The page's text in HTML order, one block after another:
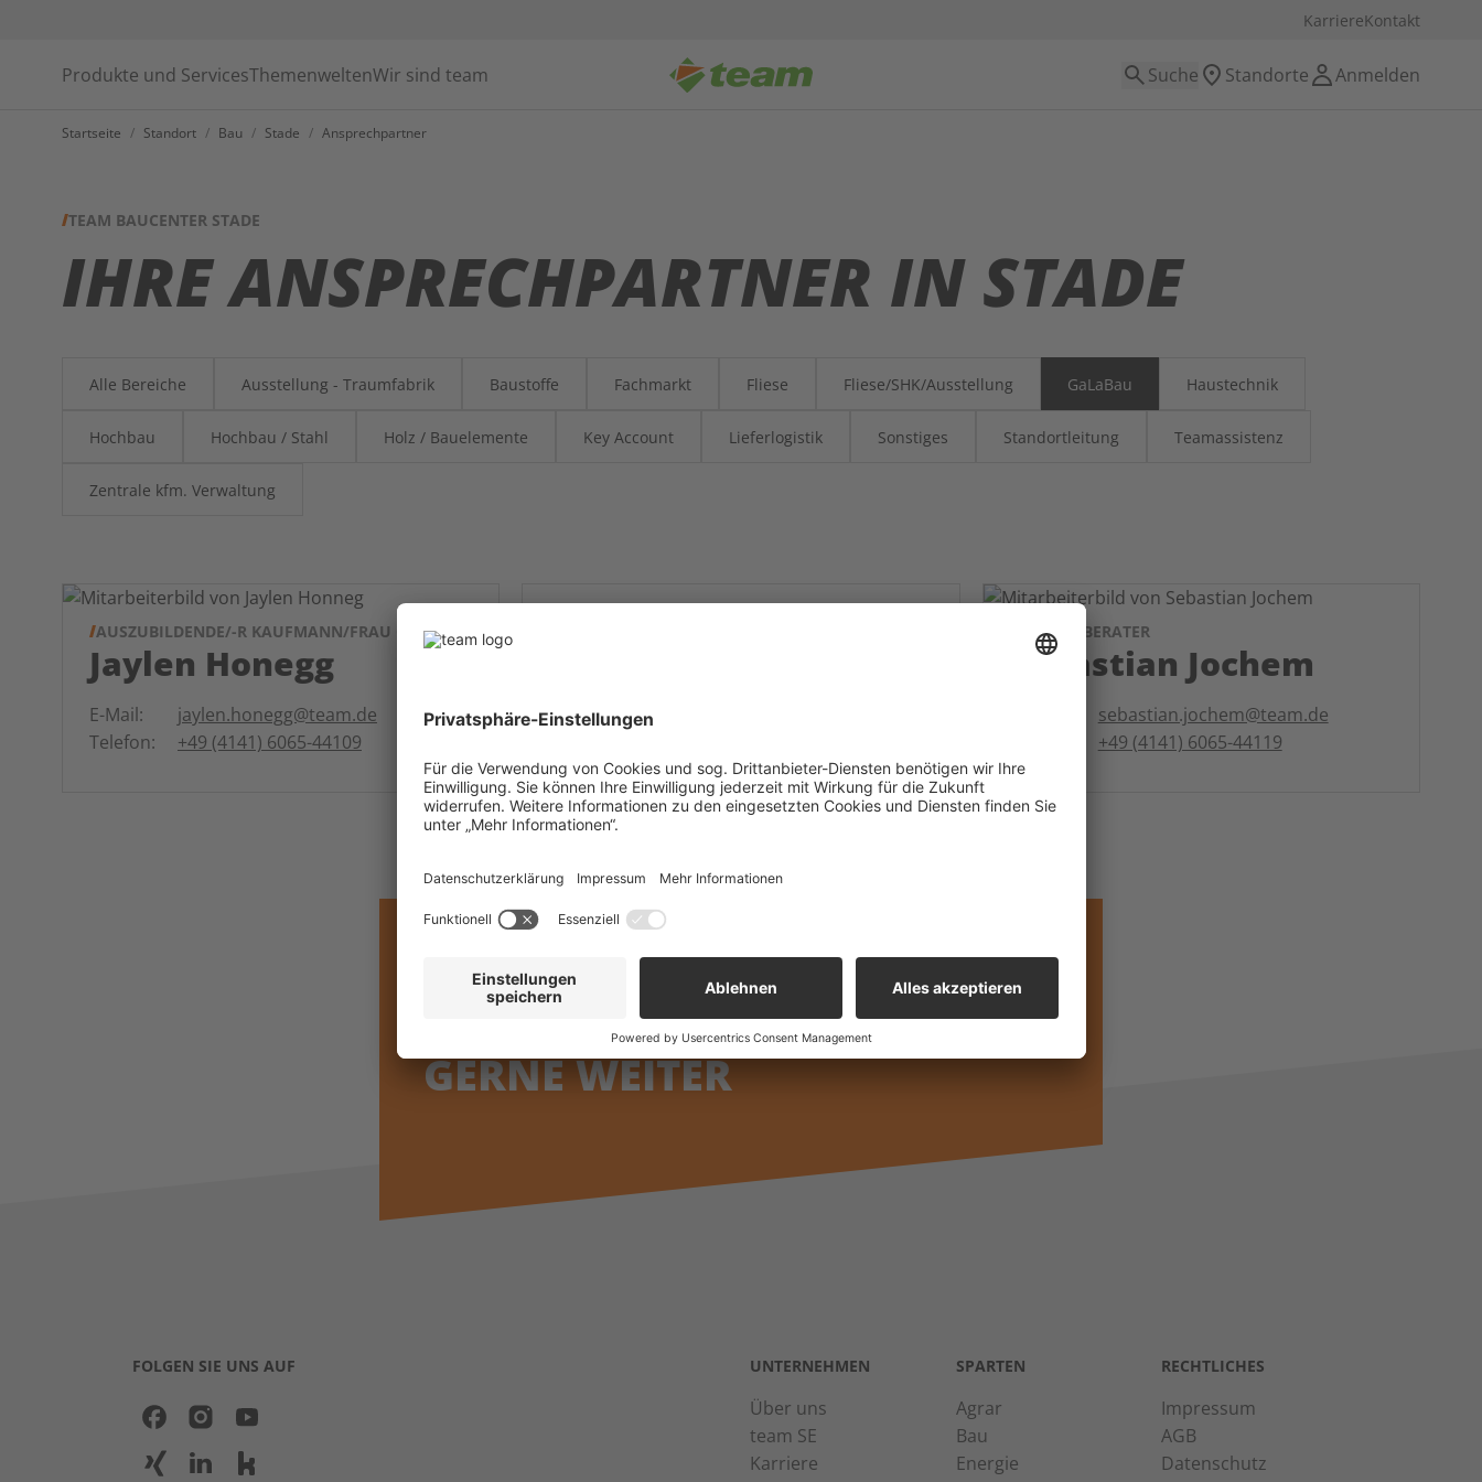
KarriereKontakt
Produkte und ServicesThemenweltenWir sind team Suche Standorte Anmelden
Startseite / Standort / Bau / Stade / Ansprechpartner
TEAM BAUCENTER STADE
IHRE ANSPRECHPARTNER INSTADE
Alle Bereiche Ausstellung - Traumfabrik Baustoffe Fachmarkt Fliese Fliese/SHK/Ausstellung GaLaBau Haustechnik
Hochbau Hochbau / Stahl Holz / Bauelemente Key Account Lieferlogistik Sonstiges Standortleitung Teamassistenz
Zentrale kfm. Verwaltung
AUSZUBILDENDE/-R KAUFMANN/FRAU GH
Jaylen Honegg
E-Mail:
jaylen.honegg@team.de
Telefon:
+49 (4141) 6065-44109
E-Mail:
juergen.henning@team.de
KUNDENBERATER
Sebastian Jochem
sebastian.jochem@team.de
+49 (4141) 6065-44119
MÖCHTEN SIE MEHR WISSEN?
WIR HELFEN IHNEN
GERNE WEITER
FOLGEN SIE UNS AUF UNTERNEHMEN
Über uns
team SE
Karriere
SPARTEN
Agrar
Bau
Energie
RECHTLICHES
Impressum
AGB
Datenschutz